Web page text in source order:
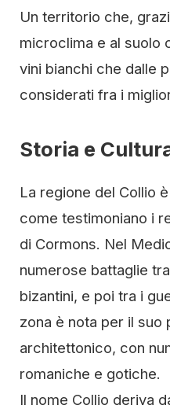
Un territorio che,
microclima e al suolo
vini bianchi che dalle
considerati fra i
Storia e
La regione del Collio
come testimoniano i
di Cormons. Nel
numerose battaglie
bizantini, e poi tra i
zona è nota per il suo
architettonico, con
romaniche e gotiche.
Il nome Collio deriva